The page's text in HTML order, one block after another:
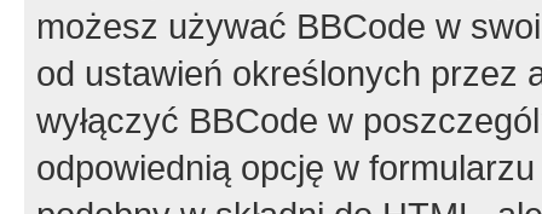
możesz używać BBCode w
od ustawień określonych przez
wyłączyć BBCode w
odpowiednią opcję w